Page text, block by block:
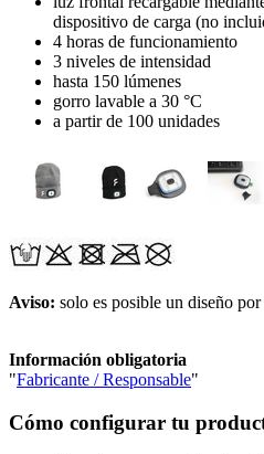
dispositivo de carga (no
4 horas de funcionamiento
3 niveles de intensidad
hasta 150 lúmenes
gorro lavable a 30 °C
a partir de 100 unidades
Aviso: solo es posible un diseño
Información obligatoria
"Fabricante / Responsable"
Cómo configurar tu